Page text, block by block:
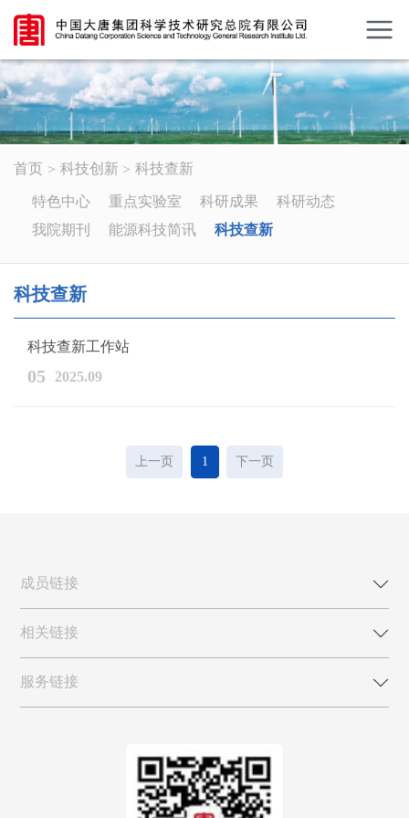
首页 科技创新 科技查新
特色中心 重点实验室 科研成果
科研动态
我院期刊
能源科技简讯 科技查新
科技查新
05 2025.09
科技查新工作站
上一页 1 下一页
成员链接
相关链接
服务链接